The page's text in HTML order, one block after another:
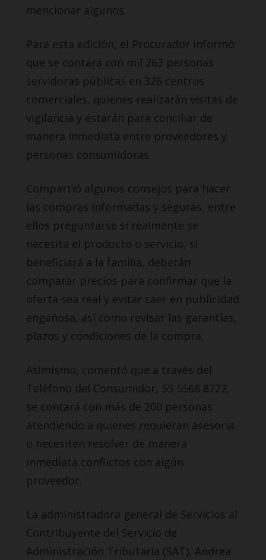
mencionar algunos.
Para esta edición, el Procurador informó
que se contará con mil 263 personas
servidoras públicas en 326 centros
comerciales, quienes realizarán visitas de
vigilancia y estarán para conciliar de
manera inmediata entre proveedores y
personas consumidoras.
Compartió algunos consejos para hacer
las compras informadas y seguras, entre
ellos preguntarse si realmente se
necesita el producto o servicio, si
beneficiará a la familia, deberán
comparar precios para confirmar que la
oferta sea real y evitar caer en publicidad
engañosa, así como revisar las garantías,
plazos y condiciones de la compra.
Asimismo, comentó que a través del
Teléfono del Consumidor, 55 5568 8722,
se contará con más de 200 personas
atendiendo a quienes requieran asesoría
o necesiten resolver de manera
inmediata conflictos con algún
proveedor.
La administradora general de Servicios al
Contribuyente del Servicio de
Administración Tributaria (SAT), Andrea